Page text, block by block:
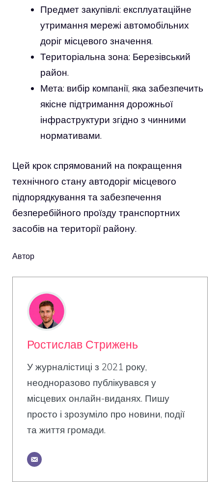
Предмет закупівлі: експлуатаційне
утримання мережі автомобільних
доріг місцевого значення.
Територіальна зона: Березівський
район.
Мета: вибір компанії, яка забезпечить
якісне підтримання дорожньої
інфраструктури згідно з чинними
нормативами.
Цей крок спрямований на покращення
технічного стану автодоріг місцевого
підпорядкування та забезпечення
безперебійного проїзду транспортних
засобів на території району.
Автор
Ростислав Стрижень
У журналістиці з 2021 року,
неодноразово публікувався у
місцевих онлайн-виданях. Пишу
просто і зрозуміло про новини, події
та життя громади.